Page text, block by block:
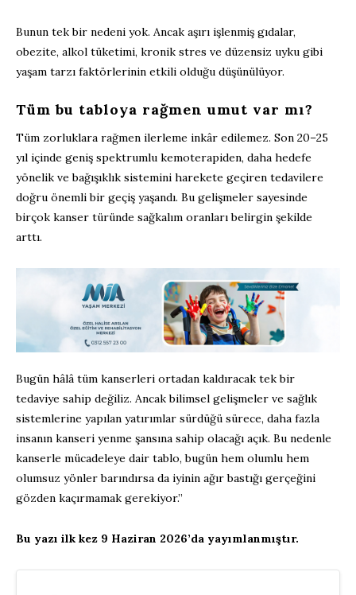
Bunun tek bir nedeni yok. Ancak aşırı işlenmiş gıdalar,
obezite, alkol tüketimi, kronik stres ve düzensiz uyku gibi
yaşam tarzı faktörlerinin etkili olduğu düşünülüyor.
Tüm bu tabloya rağmen umut var mı?
Tüm zorluklara rağmen ilerleme inkâr edilemez. Son 20–25
yıl içinde geniş spektrumlu kemoterapiden, daha hedefe
yönelik ve bağışıklık sistemini harekete geçiren tedavilere
doğru önemli bir geçiş yaşandı. Bu gelişmeler sayesinde
birçok kanser türünde sağkalım oranları belirgin şekilde
arttı.
Bugün hâlâ tüm kanserleri ortadan kaldıracak tek bir
tedaviye sahip değiliz. Ancak bilimsel gelişmeler ve sağlık
sistemlerine yapılan yatırımlar sürdüğü sürece, daha fazla
insanın kanseri yenme şansına sahip olacağı açık. Bu nedenle
kanserle mücadeleye dair tablo, bugün hem olumlu hem
olumsuz yönler barındırsa da iyinin ağır bastığı gerçeğini
gözden kaçırmamak gerekiyor.”
Bu yazı ilk kez 9 Haziran 2026’da yayımlanmıştır.